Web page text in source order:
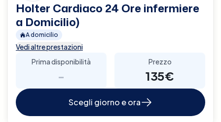
Holter Cardiaco 24 Ore infermiere
a Domicilio)
A domicilio
Vedi altre prestazioni
Prima disponibilità
-
Prezzo
135€
Scegli giorno e ora